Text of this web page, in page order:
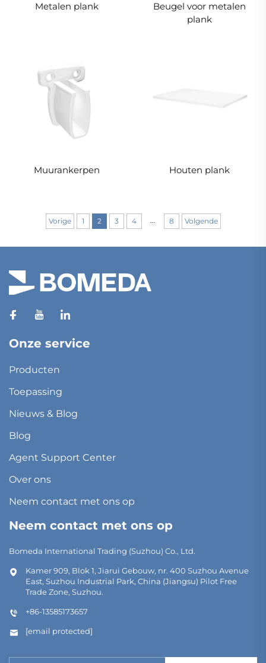
Metalen plank
Beugel voor metalen
plank
Muurankerpen Houten plank
Vorige 1 2 3 4 ... 8 Volgende
Onze service
Producten
Toepassing
Nieuws & Blog
Blog
Agent Support Center
Over ons
Neem contact met ons op
Neem contact met ons op
Bomeda International Trading (Suzhou) Co., Ltd.
Kamer 909, Blok 1, Jiarui Gebouw, nr. 400 Suzhou Avenue
East, Suzhou Industrial Park, China (Jiangsu) Pilot Free
Trade Zone, Suzhou.
+86-13585173657
[email protected]